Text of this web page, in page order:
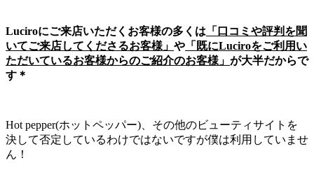
Luciroにご来店いただくお客様の多くは 「口コミや評判を聞
いてご来店してくださるお客様」 や 「既にLuciroをご利用い
ただいているお客様からのご紹介のお客様」 が大半だからで
す＊
Hot pepper(ホットペッパー)、その他のビューティサイトを
決して否定しているわけではないですが僕は利用していませ
ん！